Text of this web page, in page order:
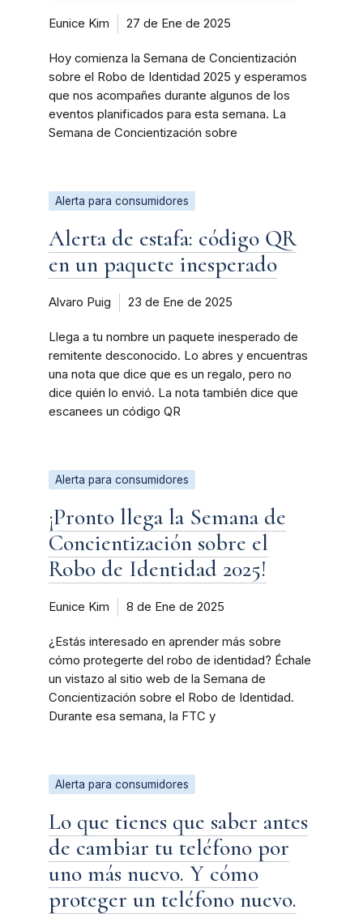
Eunice Kim 27 de Ene de 2025
Hoy comienza la Semana de Concientización
sobre el Robo de Identidad 2025 y esperamos
que nos acompañes durante algunos de los
eventos planificados para esta semana. La
Semana de Concientización sobre
Alerta para consumidores
Alerta de estafa: código QR
en un paquete inesperado
Alvaro Puig 23 de Ene de 2025
Llega a tu nombre un paquete inesperado de
remitente desconocido. Lo abres y encuentras
una nota que dice que es un regalo, pero no
dice quién lo envió. La nota también dice que
escanees un código QR
Alerta para consumidores
¡Pronto llega la Semana de
Concientización sobre el
Robo de Identidad 2025!
Eunice Kim 8 de Ene de 2025
¿Estás interesado en aprender más sobre
cómo protegerte del robo de identidad? Échale
un vistazo al sitio web de la Semana de
Concientización sobre el Robo de Identidad.
Durante esa semana, la FTC y
Alerta para consumidores
Lo que tienes que saber antes
de cambiar tu teléfono por
uno más nuevo. Y cómo
proteger un teléfono nuevo.